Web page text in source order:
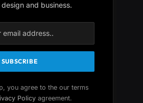
and business.
you agree to the our terms
Policyagreement.